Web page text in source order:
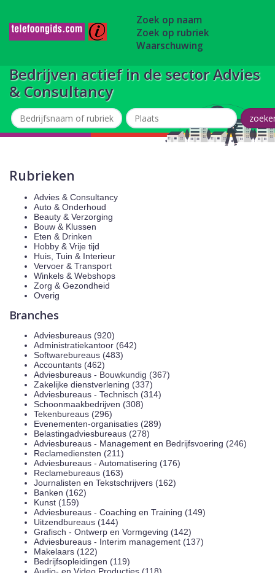
Zoek op naam
Zoek op rubriek
Waarschuwing
Bedrijven actief in de sector Advies
& Consultancy
Rubrieken
Advies & Consultancy
Auto & Onderhoud
Beauty & Verzorging
Bouw & Klussen
Eten & Drinken
Hobby & Vrije tijd
Huis, Tuin & Interieur
Vervoer & Transport
Winkels & Webshops
Zorg & Gezondheid
Overig
Branches
Adviesbureaus (920)
Administratiekantoor (642)
Softwarebureaus (483)
Accountants (462)
Adviesbureaus - Bouwkundig (367)
Zakelijke dienstverlening (337)
Adviesbureaus - Technisch (314)
Schoonmaakbedrijven (308)
Tekenbureaus (296)
Evenementen-organisaties (289)
Belastingadviesbureaus (278)
Adviesbureaus - Management en Bedrijfsvoering (246)
Reclamediensten (211)
Adviesbureaus - Automatisering (176)
Reclamebureaus (163)
Journalisten en Tekstschrijvers (162)
Banken (162)
Kunst (159)
Adviesbureaus - Coaching en Training (149)
Uitzendbureaus (144)
Grafisch - Ontwerp en Vormgeving (142)
Adviesbureaus - Interim management (137)
Makelaars (122)
Bedrijfsopleidingen (119)